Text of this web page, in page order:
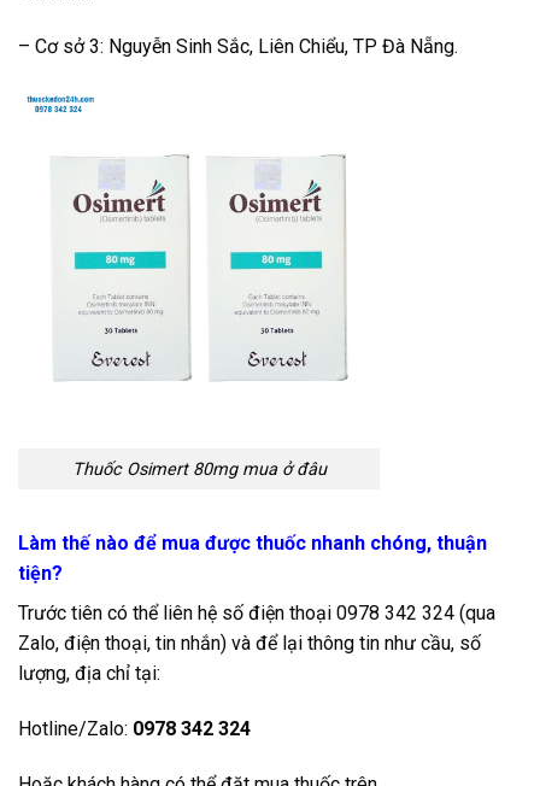
– Cơ sở 3: Nguyễn Sinh Sắc, Liên Chiểu, TP Đà Nẵng.
Thuốc Osimert 80mg mua ở đâu
Làm thế nào để mua được thuốc nhanh chóng, thuận
tiện?
Trước tiên có thể liên hệ số điện thoại 0978 342 324 (qua
Zalo, điện thoại, tin nhắn) và để lại thông tin như cầu, số
lượng, địa chỉ tại:
Hotline/Zalo: 0978 342 324